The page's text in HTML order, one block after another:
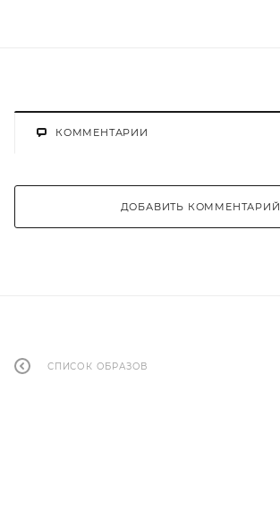
КОММЕНТАРИИ
ДОБАВИТЬ КОММЕНТАРИЙ
СПИСОК ОБРАЗОВ